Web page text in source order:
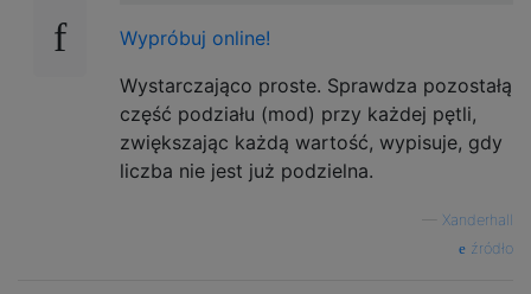
Wypróbuj online!
Wystarczająco proste. Sprawdza pozostałą
część podziału (mod) przy każdej pętli,
zwiększając każdą wartość, wypisuje, gdy
liczba nie jest już podzielna.
Xanderhall
źródło